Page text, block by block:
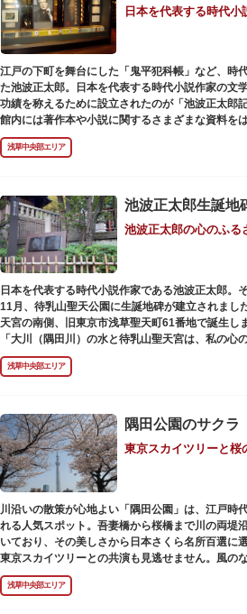
日本を代表する時代
江戸の下町を舞台にした「鬼平犯科帳」など、時
た池波正太郎。日本を代表する時代小説作家の文
功績を称えるために設立されたのが「池波正太郎
館内には著作本や小説に関するさまざまな資料を
いた万年筆やパイプ、帽子などが展示されていま
り、池波正太郎をより身近に感じられるスポット
とよばれる、作品の舞台を紹介した古地図やポス
浅草中央部エリア
池波正太郎生誕地
池波正太郎の心のふる
日本を代表する時代小説作家である池波正太郎。
11月、待乳山聖天公園に生誕地碑が建立されまし
天宮の南側、旧東京市浅草聖天町61番地で誕生し
「大川（隅田川）の水と待乳山聖天宮は、私の心
だ」（『東京の情景「大川と待乳山聖天宮」』よ
舞台にも待乳山や近くの今戸、橋場などをたびた
浅草中央部エリア
隅田公園のサクラ
東京スカイツリーと桜
川沿いの散策が心地よい「隅田公園」は、江戸時
れる人気スポット。吾妻橋から桜橋まで川の両堤
いており、その美しさから日本さくら名所百選に
東京スカイツリーとの共演も見逃せません。風の
「逆さスカイツリー」と桜のコラボレーションも
夜桜がライトアップされ、日中とは異なる幻想的
力のひとつ。屋形船や水上バスも運航しているの
浅草中央部エリア